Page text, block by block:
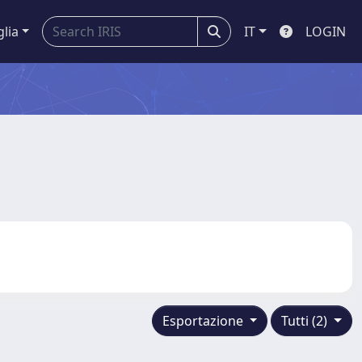
IT LOGIN
Tutti (2)
Esportazione